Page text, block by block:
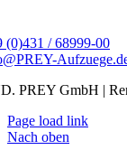
(0)431 / 68999-00
PREY GmbH |
Page load link
Nach oben